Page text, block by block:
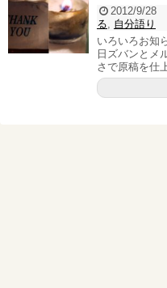
2012/9/28
る
自分語り
いろいろお知
日ズバンとメ
さで原稿を仕